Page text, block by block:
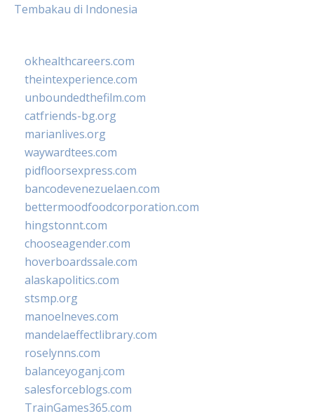
Tembakau di Indonesia
okhealthcareers.com
theintexperience.com
unboundedthefilm.com
catfriends-bg.org
marianlives.org
waywardtees.com
pidfloorsexpress.com
bancodevenezuelaen.com
bettermoodfoodcorporation.com
hingstonnt.com
chooseagender.com
hoverboardssale.com
alaskapolitics.com
stsmp.org
manoelneves.com
mandelaeffectlibrary.com
roselynns.com
balanceyoganj.com
salesforceblogs.com
TrainGames365.com